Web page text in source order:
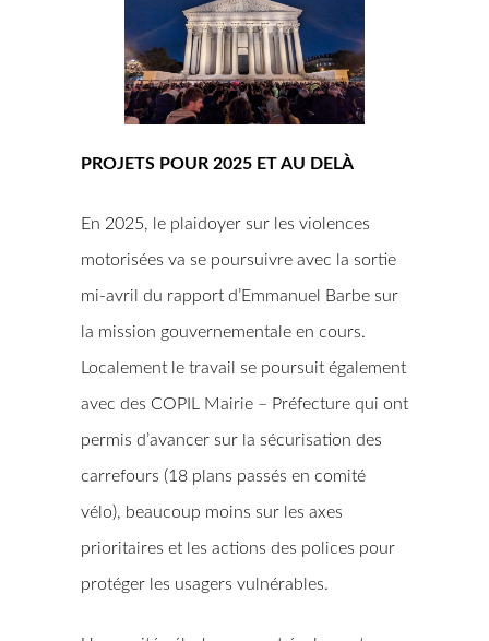
PROJETS POUR 2025 ET AU DELÀ
En 2025, le plaidoyer sur les violences
motorisées va se poursuivre avec la sortie
mi-avril du rapport d’Emmanuel Barbe sur
la mission gouvernementale en cours.
Localement le travail se poursuit également
avec des COPIL Mairie – Préfecture qui ont
permis d’avancer sur la sécurisation des
carrefours (18 plans passés en comité
vélo), beaucoup moins sur les axes
prioritaires et les actions des polices pour
protéger les usagers vulnérables.